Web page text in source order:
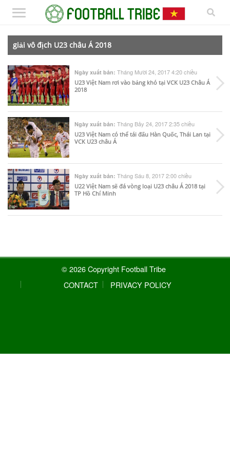
giải vô địch U23 châu Á 2018
Ngày xuất bản: Tháng Mười 24, 2017 4:20 chiều
U23 Việt Nam rơi vào bảng khó tại VCK U23 Châu Á
2018
Ngày xuất bản: Tháng Bảy 24, 2017 2:35 chiều
U23 Việt Nam có thể tái đấu Hàn Quốc, Thái Lan tại
VCK U23 châu Á
Ngày xuất bản: Tháng Sáu 8, 2017 2:00 chiều
U22 Việt Nam sẽ đá vòng loại U23 châu Á 2018 tại
TP Hồ Chí Minh
© 2026 Copyright Football Tribe
CONTACT
PRIVACY POLICY